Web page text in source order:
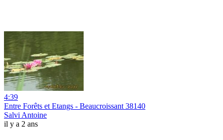
4:39
Entre Forêts et Etangs - Beaucroissant 38140
Salvi Antoine
il y a 2 ans